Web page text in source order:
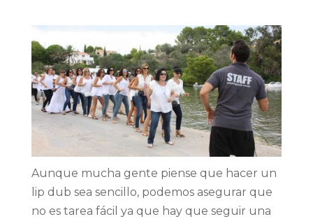
Aunque mucha gente piense que hacer un
lip dub sea sencillo, podemos asegurar que
no es tarea fácil ya que hay que seguir una